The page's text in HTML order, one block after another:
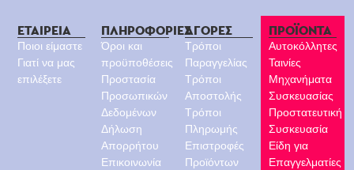
ΕΤΑΙΡΕΙΑ
Ποιοι είμαστε
Γιατί να μας
επιλέξετε
ΠΛΗΡΟΦΟΡΙΕΣ
Όροι και
προϋποθέσεις
Προστασία
Προσωπικών
Δεδομένων
Δήλωση
Απορρήτου
Επικοινωνία
ΑΓΟΡΕΣ
Τρόποι
Παραγγελίας
Τρόποι
Αποστολής
Τρόποι
Πληρωμής
Επιστροφές
Προϊόντων
ΠΡΟΪΟΝΤΑ
Αυτοκόλλητες
Ταινίες
Μηχανήματα
Συσκευασίας
Προστατευτική
Συσκευασία
Είδη για
Επαγγελματίες